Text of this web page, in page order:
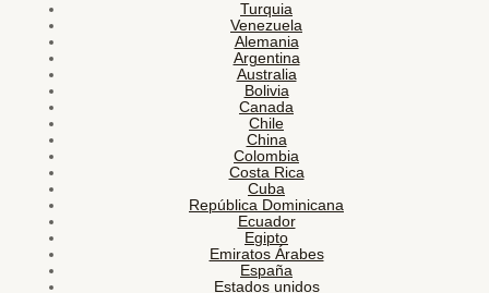
Turquia
Venezuela
Alemania
Argentina
Australia
Bolivia
Canada
Chile
China
Colombia
Costa Rica
Cuba
República Dominicana
Ecuador
Egipto
Emiratos Árabes
España
Estados unidos